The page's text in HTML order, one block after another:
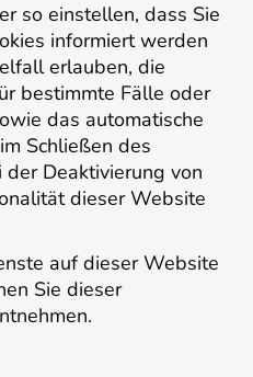
so einstellen, dass Sie
informiert werden
erlauben, die
bestimmte Fälle oder
das automatische
Schließen des
Deaktivierung von
dieser Website
auf dieser Website
Sie dieser